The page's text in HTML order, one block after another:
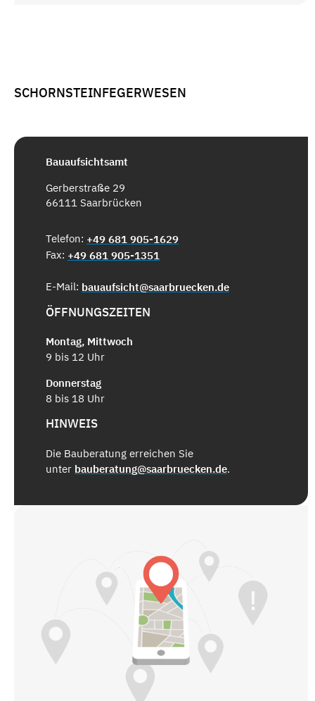
SCHORNSTEINFEGERWESEN
Bauaufsichtsamt
Gerberstraße 29
66111 Saarbrücken
Telefon: +49 681 905-1629
Fax: +49 681 905-1351
E-Mail: bauaufsicht@saarbruecken.de
ÖFFNUNGSZEITEN
Montag, Mittwoch
9 bis 12 Uhr
Donnerstag
8 bis 18 Uhr
HINWEIS
Die Bauberatung erreichen Sie
unter bauberatung@saarbruecken.de.